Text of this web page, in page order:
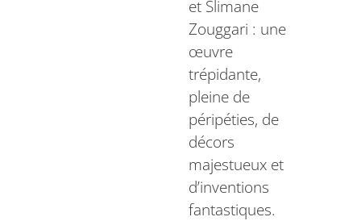
et Slimane
Zouggari : une
œuvre
trépidante,
pleine de
péripéties, de
décors
majestueux et
d’inventions
fantastiques.